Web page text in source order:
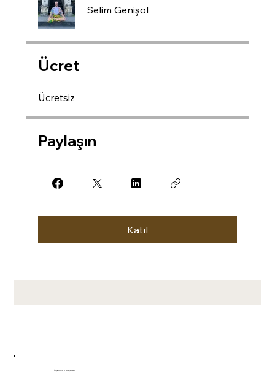
Selim Genişol
Ücret
Ücretsiz
Paylaşın
Katıl
Üyelik Sözleşmesi